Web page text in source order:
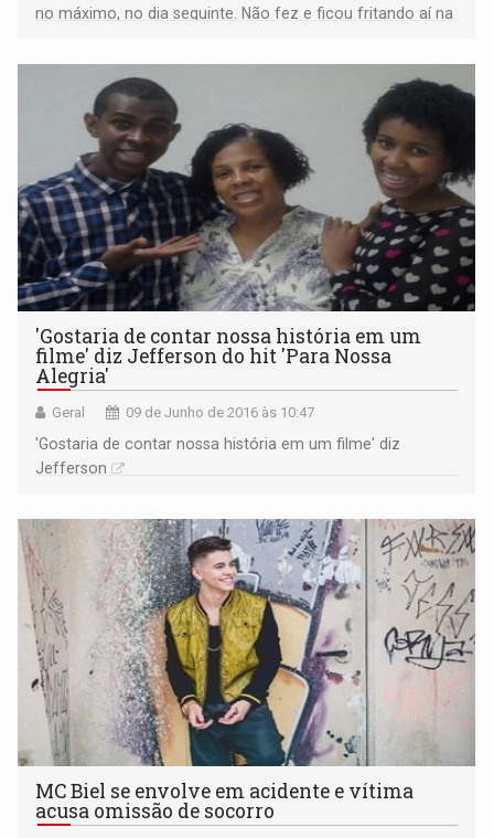
no máximo, no dia seguinte. Não fez e ficou fritando aí na
'Gostaria de contar nossa história em um
filme' diz Jefferson do hit 'Para Nossa
Alegria'
Geral 09 de Junho de 2016 às 10:47
'Gostaria de contar nossa história em um filme' diz
Jefferson
MC Biel se envolve em acidente e vítima
acusa omissão de socorro